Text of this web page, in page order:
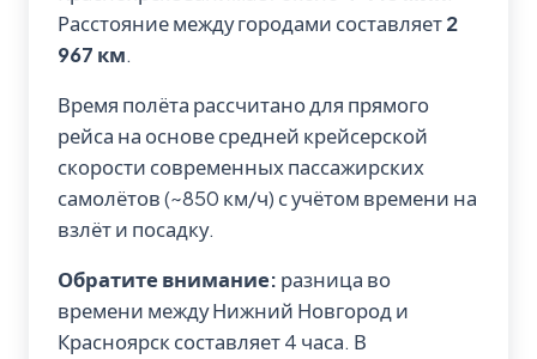
Расстояние между городами составляет2
967 км.
Время полёта рассчитано для прямого
рейса на основе средней крейсерской
скорости современных пассажирских
самолётов (~850 км/ч) с учётом времени на
взлёт и посадку.
Обратите внимание: разница во
времени между Нижний Новгород и
Красноярск составляет 4 часа. В